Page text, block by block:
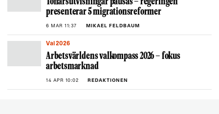
Tonårsutvisningar pausas – regeringen
presenterar 5 migrationsreformer
6 MAR 11:37 MIKAEL FELDBAUM
Val 2026
Arbetsvärldens valkompass 2026 – fokus
arbetsmarknad
14 APR 10:02 REDAKTIONEN